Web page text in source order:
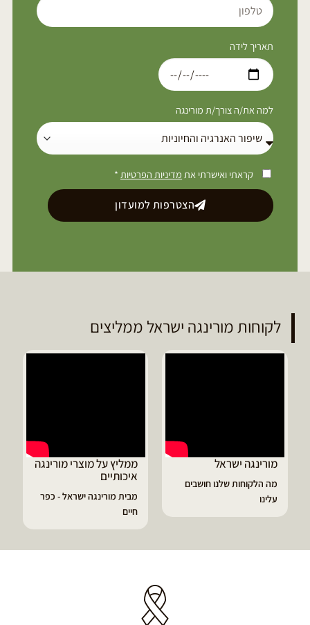
תאריך לידה
למה את/ה צורך/ת מורינגה
קראתי ואישרתי את מדיניות הפרטיות*
הצטרפות למועדון
לקוחות מורינגה ישראל ממליצים
ממליץ על מוצרי מורינגה
דיוויד ממליץ על טבליות
מורינגה
הפסקתי לסבול מהתקפי